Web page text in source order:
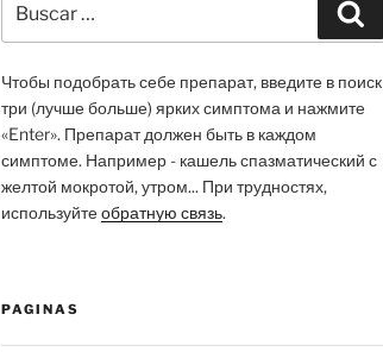
por:
Чтобы подобрать себе препарат, введите в поиск
три (лучше больше) ярких симптома и нажмите
«Enter». Препарат должен быть в каждом
симптоме. Например - кашель спазматический с
желтой мокротой, утром... При трудностях,
используйтеобратную связь.
PAGINAS